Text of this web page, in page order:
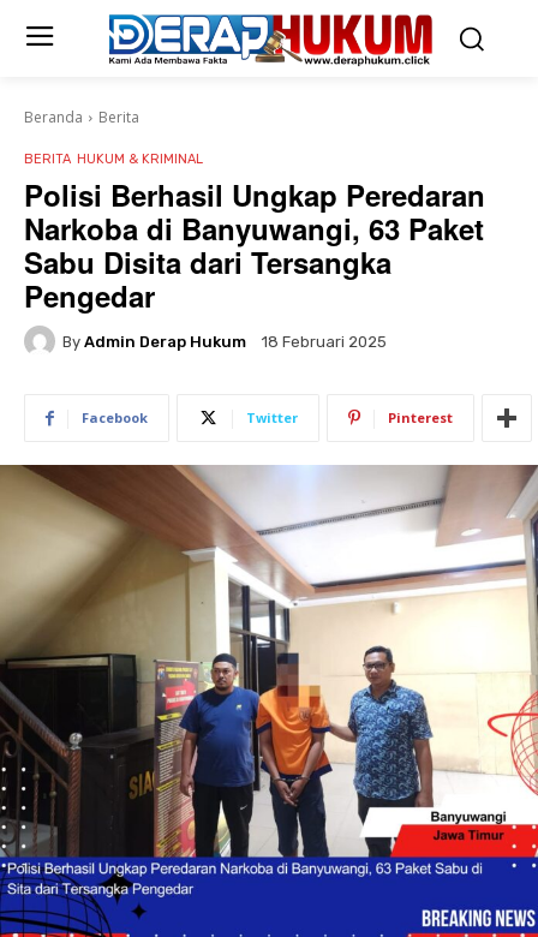
Beranda Berita
BERITA HUKUM & KRIMINAL
Polisi Berhasil Ungkap Peredaran
Narkoba di Banyuwangi, 63 Paket
Sabu Disita dari Tersangka
Pengedar
By Admin Derap Hukum 18 Februari 2025
Facebook Twitter Pinterest